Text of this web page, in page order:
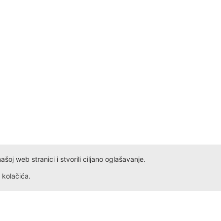
510.00
web stranici i stvorili ciljano oglašavanje.
kolačića.